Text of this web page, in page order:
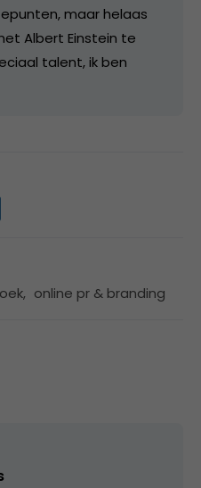
maar helaas
Albert Einstein te
talent, ik ben
, online pr & branding